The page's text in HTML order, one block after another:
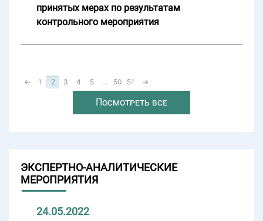
принятых мерах по результатам
контрольного мероприятия
← 1 2 3 4 5 ... 50 51 →
Посмотреть все
ЭКСПЕРТНО-АНАЛИТИЧЕСКИЕ
МЕРОПРИЯТИЯ
24.05.2022